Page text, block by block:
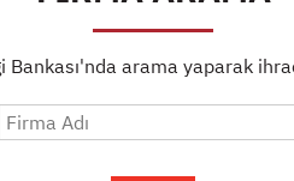
arama yaparak